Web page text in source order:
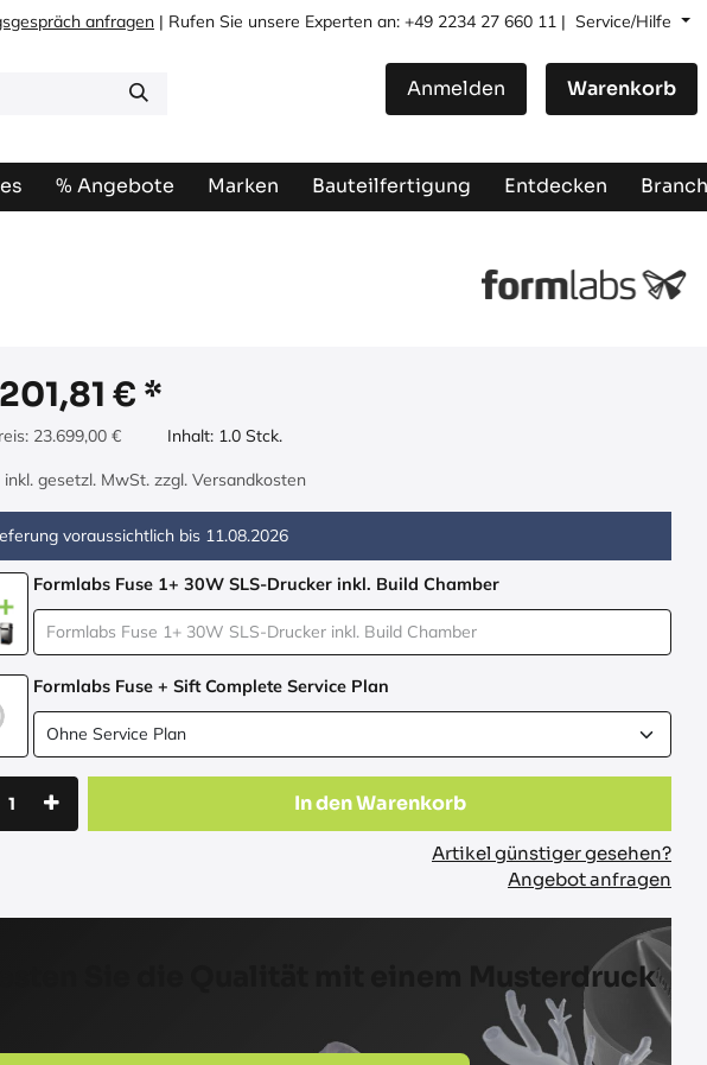
anfragen | Rufen Sie unsere Experten an: +49 2234 27 660 11 | Service/Hilfe
Anmelden Warenkorb
% Angebote Marken Bauteilfertigung Entdecken
€
23.699,00 € Inhalt: 1.0 Stck.
inkl. gesetzl. MwSt. zzgl. Versandkosten
voraussichtlich bis 11.08.2026
Formlabs Fuse 1+ 30W SLS-Drucker inkl. Build Chamber
Formlabs Fuse + Sift Complete Service Plan
In den Warenkorb
Artikel günstiger gesehen?
Angebot anfragen
Sie die Qualität mit einem Musterdruck